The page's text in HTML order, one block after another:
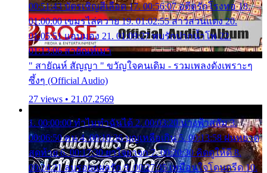
00:51:43 บัตรเชิญสีเลือด 17. 00:56:07 อดีตรักโรงทอ 18.
01:00:00 เขมรไล่ควาย 19. 01:02:55 สาวสวนแตง 20.
01:05:51 แอบมอง 21. 01:09:27 พบรักปากน้ำโพ 22.
01:13:06 สายัณห์เมา
" สายัณห์ สัญญา " ขวัญใจคนเดิม - รวมเพลงดังเพราะๆ
ซึ้งๆ (Official Audio)
27 views • 21.07.2569
1. 00:00:00 ทำไมทำฉันได้ 2. 00:03:20 นางฟ้าสลัม 3.
00:06:50 คน 4. 00:10:36 บุญเหลือเกิน 5. 00:13:58 ฝนหยาด
สุดท้าย 6. 00:17:30 ยาใจยาจก 7. 00:20:30 คิดดูให้ดี 8.
00:24:21 ลบรอยแผลรัก 9. 00:27:35 เหมือนใจโดนกรีด 10.